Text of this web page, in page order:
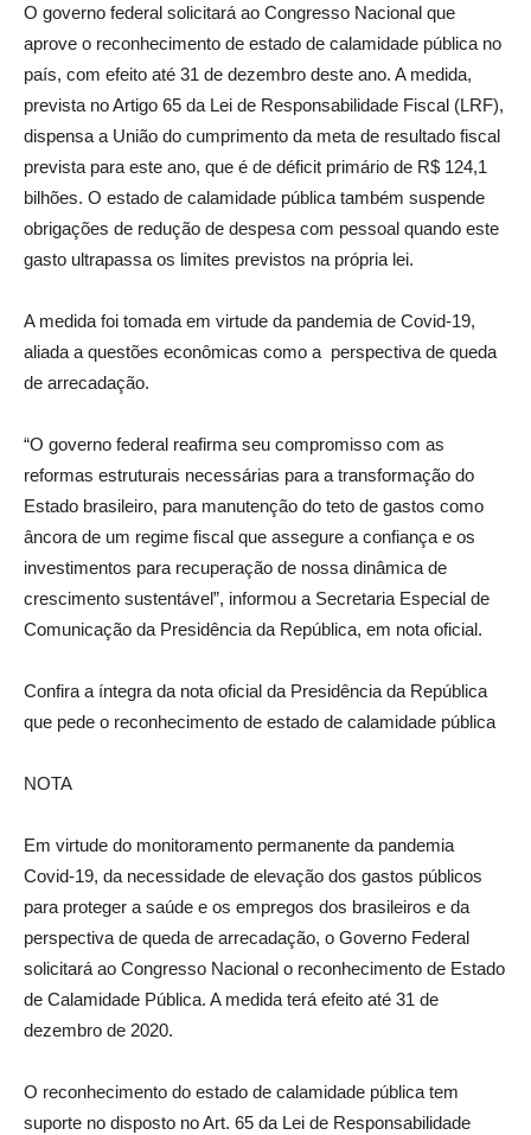
O governo federal solicitará ao Congresso Nacional que
aprove o reconhecimento de estado de calamidade pública no
país, com efeito até 31 de dezembro deste ano. A medida,
prevista no Artigo 65 da Lei de Responsabilidade Fiscal (LRF),
dispensa a União do cumprimento da meta de resultado fiscal
prevista para este ano, que é de déficit primário de R$ 124,1
bilhões. O estado de calamidade pública também suspende
obrigações de redução de despesa com pessoal quando este
gasto ultrapassa os limites previstos na própria lei.
A medida foi tomada em virtude da pandemia de Covid-19,
aliada a questões econômicas como a perspectiva de queda
de arrecadação.
“O governo federal reafirma seu compromisso com as
reformas estruturais necessárias para a transformação do
Estado brasileiro, para manutenção do teto de gastos como
âncora de um regime fiscal que assegure a confiança e os
investimentos para recuperação de nossa dinâmica de
crescimento sustentável”, informou a Secretaria Especial de
Comunicação da Presidência da República, em nota oficial.
Confira a íntegra da nota oficial da Presidência da República
que pede o reconhecimento de estado de calamidade pública
NOTA
Em virtude do monitoramento permanente da pandemia
Covid-19, da necessidade de elevação dos gastos públicos
para proteger a saúde e os empregos dos brasileiros e da
perspectiva de queda de arrecadação, o Governo Federal
solicitará ao Congresso Nacional o reconhecimento de Estado
de Calamidade Pública. A medida terá efeito até 31 de
dezembro de 2020.
O reconhecimento do estado de calamidade pública tem
suporte no disposto no Art. 65 da Lei de Responsabilidade